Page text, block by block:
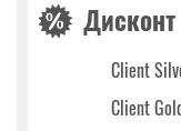
Дисконт
Client
Client